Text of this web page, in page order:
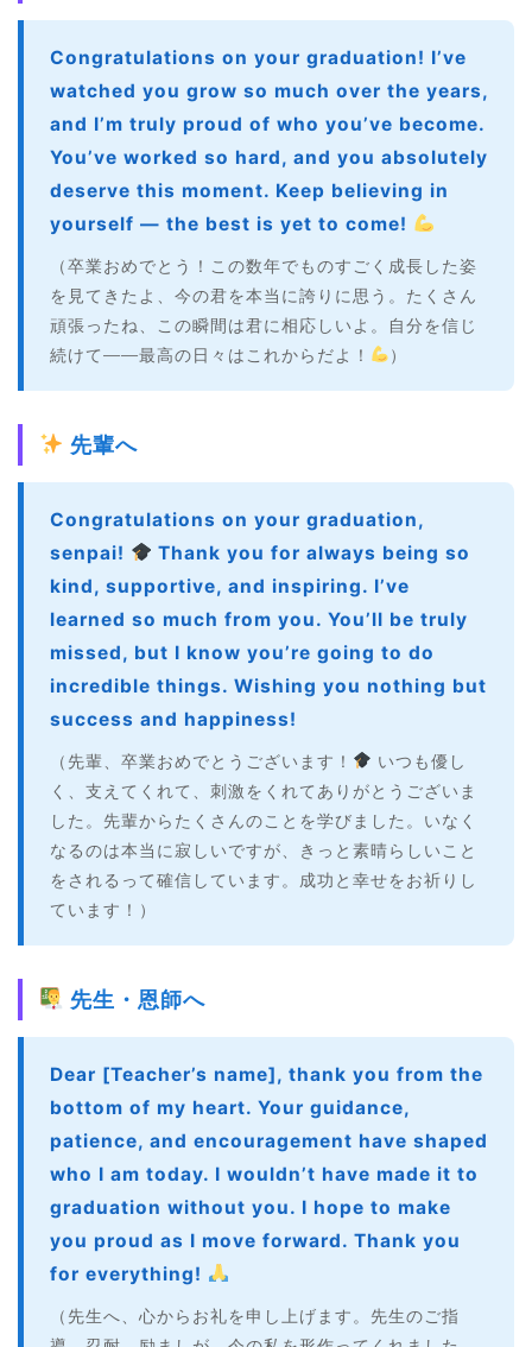
Congratulations on your graduation! I’ve
watched you grow so much over the years,
and I’m truly proud of who you’ve become.
You’ve worked so hard, and you absolutely
deserve this moment. Keep believing in
yourself — the best is yet to come!
（卒業おめでとう！この数年でものすごく成長した姿
を見てきたよ、今の君を本当に誇りに思う。たくさん
頑張ったね、この瞬間は君に相応しいよ。自分を信じ
続けて――最高の日々はこれからだよ！
）
先輩へ
Congratulations on your graduation,
senpai!
Thank you for always being so
kind, supportive, and inspiring. I’ve
learned so much from you. You’ll be truly
missed, but I know you’re going to do
incredible things. Wishing you nothing but
success and happiness!
（先輩、卒業おめでとうございます！
いつも優し
く、支えてくれて、刺激をくれてありがとうございま
した。先輩からたくさんのことを学びました。いなく
なるのは本当に寂しいですが、きっと素晴らしいこと
をされるって確信しています。成功と幸せをお祈りし
ています！）
先生・恩師へ
Dear [Teacher’s name], thank you from the
bottom of my heart. Your guidance,
patience, and encouragement have shaped
who I am today. I wouldn’t have made it to
graduation without you. I hope to make
you proud as I move forward. Thank you
for everything!
（先生へ、心からお礼を申し上げます。先生のご指